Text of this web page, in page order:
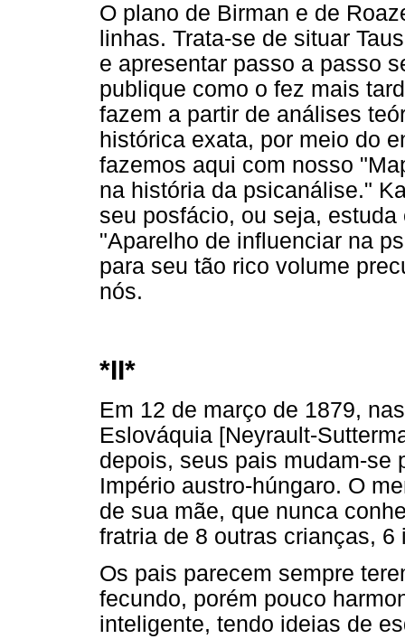
O plano de Birman e de
linhas. Trata-se de situar
e apresentar passo a passo
publique como o fez mais
fazem a partir de análises
histórica exata, por meio do
fazemos aqui com nosso
na história da psicanálise."
seu posfácio, ou seja,
"Aparelho de influenciar na
para seu tão rico volume
nós.
*II*
Em 12 de março de 1879,
Eslováquia [Neyrault-
depois, seus pais mudam-se
Império austro-húngaro. O
de sua mãe, que nunca
fratria de 8 outras crianças, 6
Os pais parecem sempre
fecundo, porém pouco
inteligente, tendo ideias de